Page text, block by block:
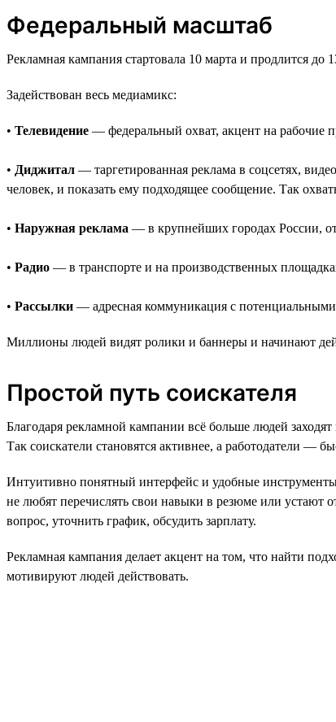
Федеральный масштаб
Рекламная кампания стартовала 10 марта и продлится
Задействован весь медиамикс:
• Телевидение — федеральный охват, акцент на рабочие
• Диджитал — таргетированная реклама в соцсетях,
человек, и показать ему подходящее сообщение. Так
• Наружная реклама — в крупнейших городах России,
• Радио — в транспорте и на производственных
• Рассылки — адресная коммуникация с
Миллионы людей видят ролики и баннеры и начинают
Простой путь соискателя
Благодаря рекламной кампании всё больше людей
Так соискатели становятся активнее, а работодатели —
Интуитивно понятный интерфейс и удобные
не любят перечислять свои навыки в резюме или устают
вопрос, уточнить график, обсудить зарплату.
Рекламная кампания делает акцент на том, что найти
мотивируют людей действовать.